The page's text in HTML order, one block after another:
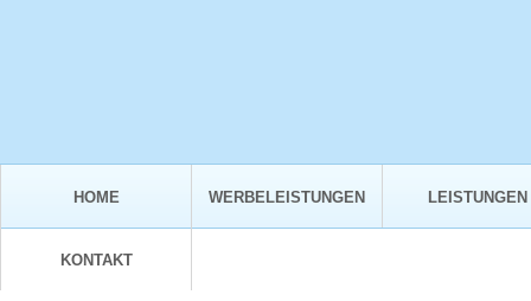
HOME WERBELEISTUNGEN LEISTUNGEN
KONTAKT